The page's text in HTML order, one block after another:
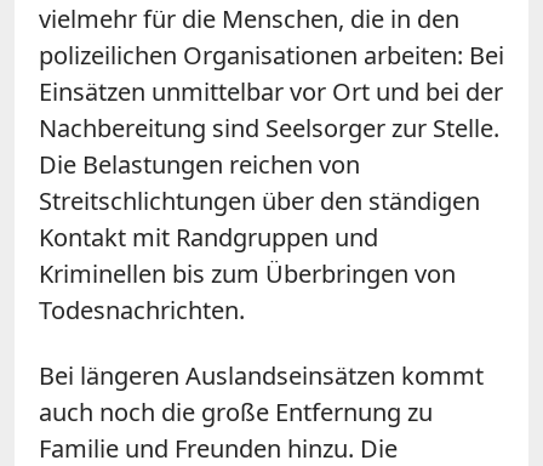
vielmehr für die Menschen, die in den
polizeilichen Organisationen arbeiten: Bei
Einsätzen unmittelbar vor Ort und bei der
Nachbereitung sind Seelsorger zur Stelle.
Die Belastungen reichen von
Streitschlichtungen über den ständigen
Kontakt mit Randgruppen und
Kriminellen bis zum Überbringen von
Todesnachrichten.
Bei längeren Auslandseinsätzen kommt
auch noch die große Entfernung zu
Familie und Freunden hinzu. Die